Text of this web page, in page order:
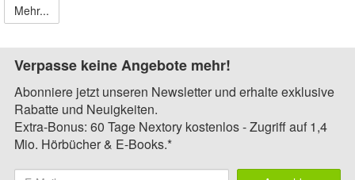
Mehr...
Verpasse keine Angebote mehr!
Abonniere jetzt unseren Newsletter und erhalte exklusive
Rabatte und Neuigkeiten.
Extra-Bonus: 60 Tage Nextory kostenlos - Zugriff auf 1,4
Mio. Hörbücher & E-Books.*